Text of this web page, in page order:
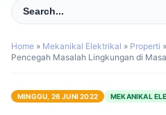
Home » Mekanikal Elektrikal » Properti »
Pencegah Masalah Lingkungan di
MINGGU, 26 JUNI 2022 MEKANIKAL